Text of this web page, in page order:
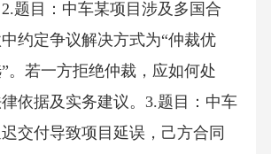
题目：中车某项目涉及多国合
约定争议解决方式为“仲裁优
。若一方拒绝仲裁，应如何处
依据及实务建议。3.题目：中车
交付导致项目延误，己方合同